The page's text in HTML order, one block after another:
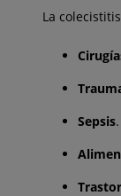
La
Sepsis.